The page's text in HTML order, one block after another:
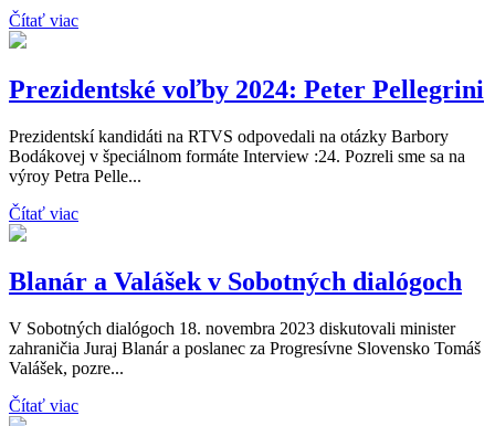
Čítať viac
Prezidentské voľby 2024: Peter Pellegrini
Prezidentskí kandidáti na RTVS odpovedali na otázky Barbory
Bodákovej v špeciálnom formáte Interview :24. Pozreli sme sa na
výroy Petra Pelle...
Čítať viac
Blanár a Valášek v Sobotných dialógoch
V Sobotných dialógoch 18. novembra 2023 diskutovali minister
zahraničia Juraj Blanár a poslanec za Progresívne Slovensko Tomáš
Valášek, pozre...
Čítať viac